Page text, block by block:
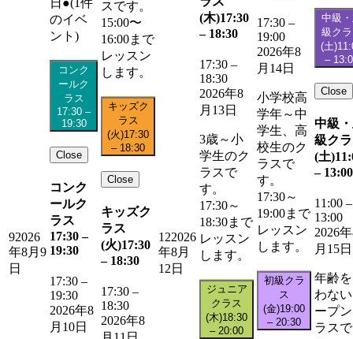
92026
年8月9
日
日 ●(1件
のイベ
ント)
コンク
ールク
ラス
17:30 –
19:30
Close
コンク
ールク
ラス
17:30 –
19:30
17:30 –
19:30
2026年8
月10日
スです。
15:00〜
16:00まで
レッスン
します。
キッズク
ラス
(火)17:30
– 18:30
Close
キッズク
ラス
(火)17:30
– 18:30
17:30 –
18:30
2026年8
122026
年8月
12日
(木)17:30
– 18:30
17:30 –
18:30
2026年8
月13日
3歳～小
学生のク
ラスで
す。
17:30～
18:30まで
レッスン
します。
ジュニア
クラス
(木)18:30
– 20:00
17:30 –
19:00
2026年8
月14日
小学校高
学年～中
学生、高
校生のク
ラスで
す。
17:30～
19:00まで
レッスン
します。
初級クラ
ス
(金)19:00
– 20:30
中級
級ク
(土)
–
Close
中級
級ク
(土)
– 13:00
11:00 –
13:00
2026
月15日
年齢
わな
ープ
ラスで